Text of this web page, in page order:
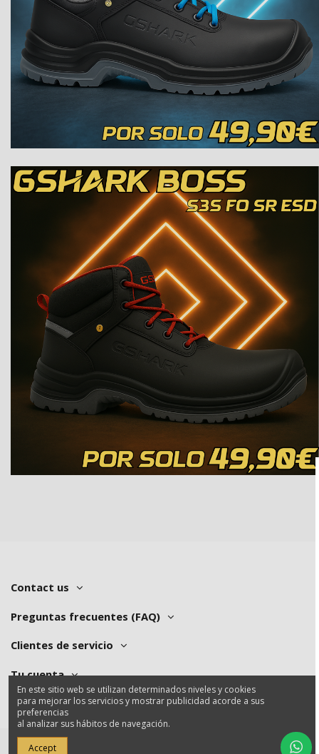
Contact us
Preguntas frecuentes (FAQ)
Clientes de servicio
Tu cuenta
En este sitio web se utilizan determinados niveles y cookies
para mejorar los servicios y mostrar publicidad acorde a sus
preferencias
al analizar sus hábitos de navegación.
Accept